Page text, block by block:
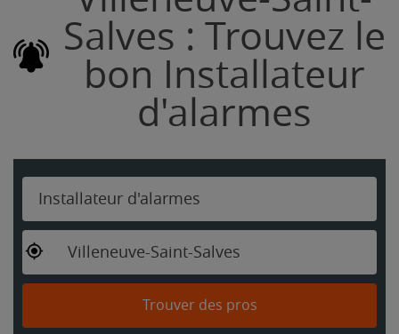
Salves : Trouvez le
bon Installateur
d'alarmes
Installateur d'alarmes
Villeneuve-Saint-Salves
Trouver des pros